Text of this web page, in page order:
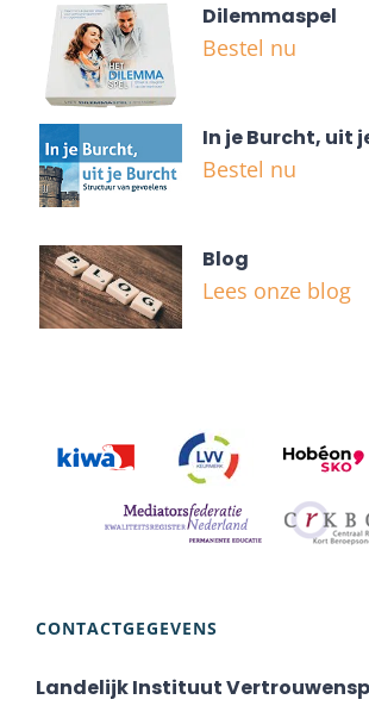
Dilemmaspel
Bestel nu
In je Burcht, uit
Bestel nu
Blog
Lees onze blog
CONTACTGEGEVENS
Landelijk Instituut